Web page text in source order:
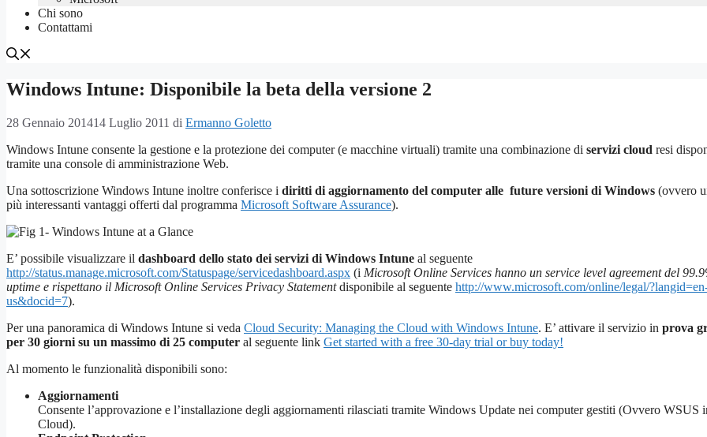
Chi sono
Contattami
Windows Intune: Disponibile la beta della versione 2
28 Gennaio 201414 Luglio 2011 di Ermanno Goletto
Windows Intune consente la gestione e la protezione dei computer (e macchine virtuali) tramite una combinazione di servizi cloud resi
tramite una console di amministrazione Web.
Una sottoscrizione Windows Intune inoltre conferisce i diritti di aggiornamento del computer alle future versioni di Windows (ovvero
più interessanti vantaggi offerti dal programma Microsoft Software Assurance).
E’ possibile visualizzare il dashboard dello stato dei servizi di Windows Intune al seguente
http://status.manage.microsoft.com/Statuspage/servicedashboard.aspx (i Microsoft Online Services hanno un service level agreement del
uptime e rispettano il Microsoft Online Services Privacy Statementdisponibile al seguente http://www.microsoft.com/online/legal/
us&docid=7).
Per una panoramica di Windows Intune si veda Cloud Security: Managing the Cloud with Windows Intune. E’ attivare il servizio in prova
per 30 giorni su un massimo di 25 computer al seguente link Get started with a free 30-day trial or buy today!
Al momento le funzionalità disponibili sono:
Aggiornamenti
Consente l’approvazione e l’installazione degli aggiornamenti rilasciati tramite Windows Update nei computer gestiti (Ovvero WSUS
Cloud).